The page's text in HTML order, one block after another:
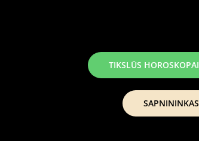
TIKSLŪS HOROSKOPAI
SAPNININKAS